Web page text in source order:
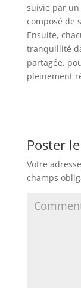
suivie par
composé de
Ensuite,
tranquillité
partagée,
pleinement
Poster
Votre
champs